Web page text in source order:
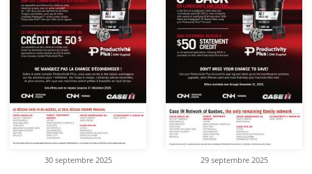
30 septembre 2025 29 septembre 2025